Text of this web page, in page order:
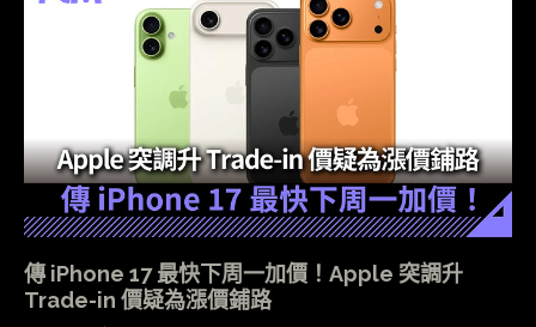
傳 iPhone 17 最快下周一加價！Apple 突調升
Trade-in 價疑為漲價鋪路